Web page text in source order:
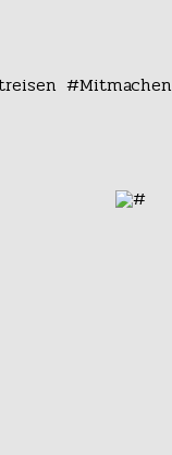
Mitmachen